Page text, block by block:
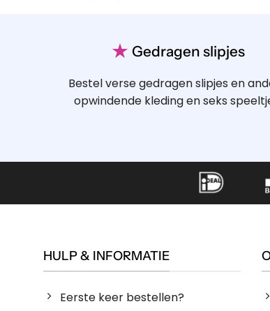
★ Gedragen slipjes
Bestel verse gedragen slipjes en
opwindende kleding en seks
HULP & INFORMATIE
Eerste keer bestellen?